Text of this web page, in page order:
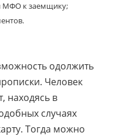
МФО к заемщику;
одолжить
Человек
находясь в
случаях
Тогда можно